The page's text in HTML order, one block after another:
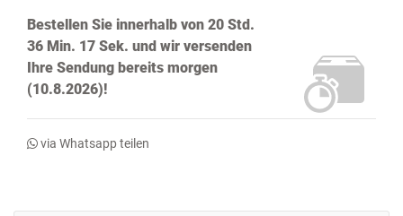
Bestellen Sie innerhalb von 20 Std.
36 Min. 16 Sek. und wir versenden
Ihre Sendung bereits morgen
(10.8.2026)!
via Whatsapp teilen